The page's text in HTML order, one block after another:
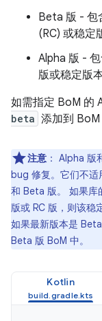
Beta 版 - 包
(RC) 或稳定
Alpha 版 -
版或稳定版本
如需指定 BoM 的
beta 添加到 BoM
注意 ： Alpha 版
bug 修复。它们不适
和 Beta 版。 如果库
版或 RC 版，则该稳
如果最新版本是
Beta 版 BoM 中。
Kotlin